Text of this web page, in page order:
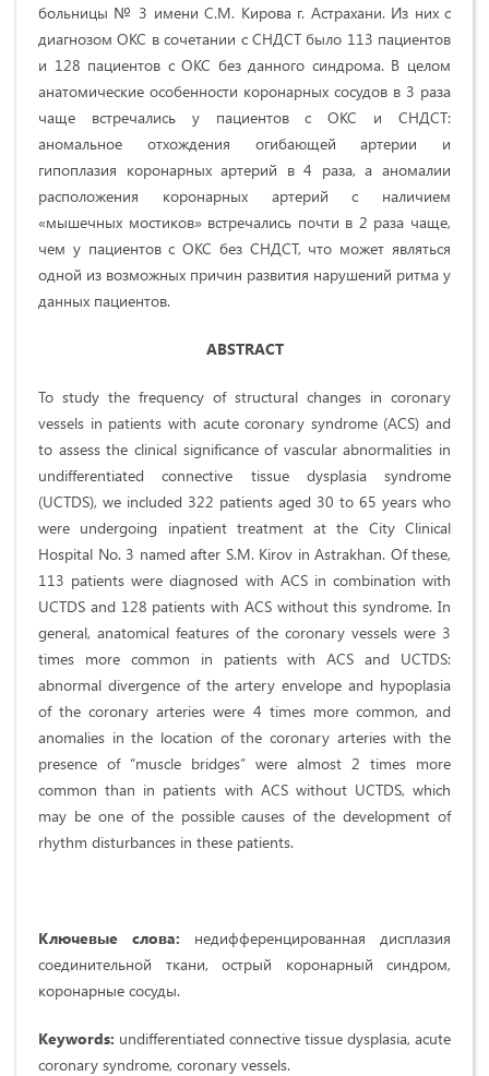
больницы № 3 имени С.М. Кирова г. Астрахани. Из них с
диагнозом ОКС в сочетании с СНДСТ было 113 пациентов
и 128 пациентов с ОКС без данного синдрома. В целом
анатомические особенности коронарных сосудов в 3 раза
чаще встречались у пациентов с ОКС и СНДСТ:
аномальное отхождения огибающей артерии и
гипоплазия коронарных артерий в 4 раза, а аномалии
расположения коронарных артерий с наличием
«мышечных мостиков» встречались почти в 2 раза чаще,
чем у пациентов с ОКС без СНДСТ, что может являться
одной из возможных причин развития нарушений ритма у
данных пациентов.
ABSTRACT
To study the frequency of structural changes in coronary
vessels in patients with acute coronary syndrome (ACS) and
to assess the clinical significance of vascular abnormalities in
undifferentiated connective tissue dysplasia syndrome
(UCTDS), we included 322 patients aged 30 to 65 years who
were undergoing inpatient treatment at the City Clinical
Hospital No. 3 named after S.M. Kirov in Astrakhan. Of these,
113 patients were diagnosed with ACS in combination with
UCTDS and 128 patients with ACS without this syndrome. In
general, anatomical features of the coronary vessels were 3
times more common in patients with ACS and UCTDS:
abnormal divergence of the artery envelope and hypoplasia
of the coronary arteries were 4 times more common, and
anomalies in the location of the coronary arteries with the
presence of “muscle bridges” were almost 2 times more
common than in patients with ACS without UCTDS, which
may be one of the possible causes of the development of
rhythm disturbances in these patients.
Ключевые слова: недифференцированная дисплазия
соединительной ткани, острый коронарный синдром,
коронарные сосуды.
Keywords: undifferentiated connective tissue dysplasia, acute
coronary syndrome, coronary vessels.